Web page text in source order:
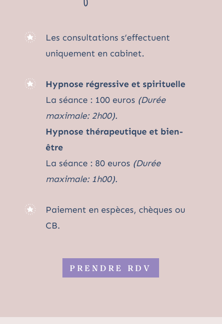
Les consultations s’effectuent
uniquement en cabinet.
Hypnose régressive et spirituelle
La séance : 100 euros (Durée
maximale: 2h00).
Hypnose thérapeutique et bien-
être
La séance : 80 euros (Durée
maximale: 1h00).
Paiement en espèces, chèques ou
CB.
PRENDRE RDV